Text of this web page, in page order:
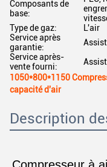
Composants de
base:
Type de gaz:
L'air
Service après
garantie:
Service après-
vente fourni:
1050*800*1150
capacité d'air
Description
Compresseur à